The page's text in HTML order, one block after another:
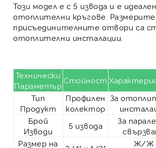
Този модел е с5 извода и е
отоплителни кръгове.
присъединителните отвори са
отоплителни инсталации.
Технически
Параметър
Стойност
Тип
Продукт
Профилен
колектор
За
Брой
Изводи
5 извода
За
Размер на
Ж/Ж